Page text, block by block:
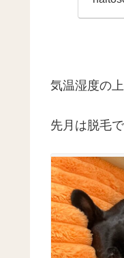
気温湿度の
先月は脱毛